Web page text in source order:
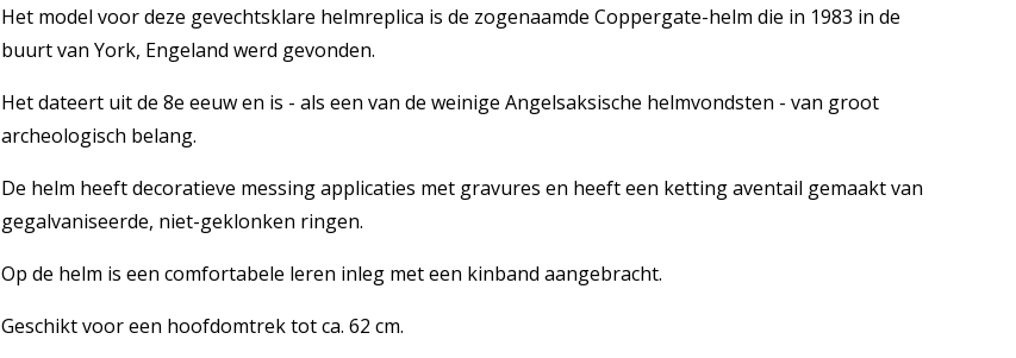
Het model voor deze gevechtsklare helmreplica is de zogenaamde Coppergate-helm die in 1983 in de
buurt van York, Engeland werd gevonden.
Het dateert uit de 8e eeuw en is - als een van de weinige Angelsaksische helmvondsten - van groot
archeologisch belang.
De helm heeft decoratieve messing applicaties met gravures en heeft een ketting aventail gemaakt van
gegalvaniseerde, niet-geklonken ringen.
Op de helm is een comfortabele leren inleg met een kinband aangebracht.
Geschikt voor een hoofdomtrek tot ca. 62 cm.